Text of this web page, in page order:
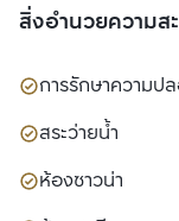
สิ่งอำนวยความส
การรักษาความป
สระว่ายน้ำ
ห้องซาวน่า